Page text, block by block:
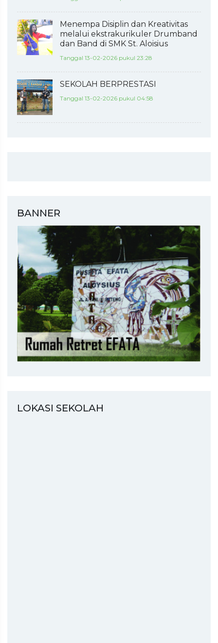
Menempa Disiplin dan Kreativitas
melalui ekstrakurikuler Drumband
dan Band di SMK St. Aloisius
Tanggal 13-02-2026 pukul 23:28
SEKOLAH BERPRESTASI
Tanggal 13-02-2026 pukul 04:58
BANNER
LOKASI SEKOLAH